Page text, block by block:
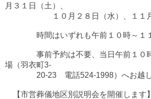
月３１日（土）、
１０月２８日（水）、１１月２
時間はいずれも午前１０時～１１
事前予約は不要、当日午前１０時
場（羽衣町3-
20-23 電話524-1998）へお越し
【市営葬儀地区別説明会を開催します】